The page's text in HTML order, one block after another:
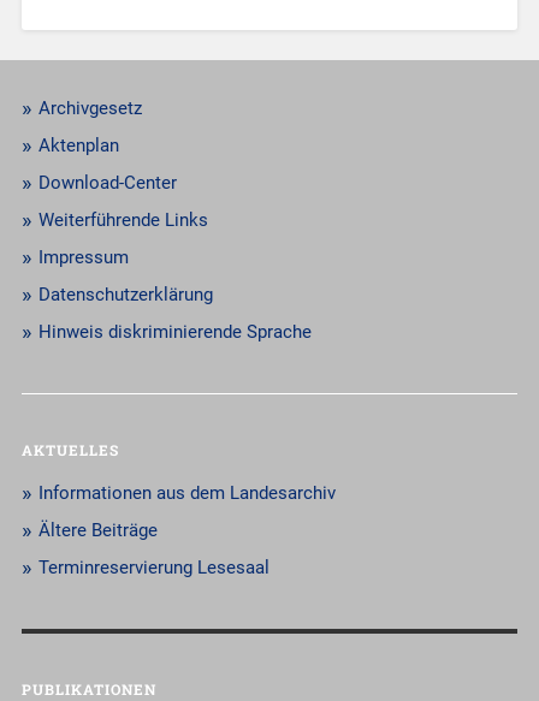
Archivgesetz
Aktenplan
Download-Center
Weiterführende Links
Impressum
Datenschutzerklärung
Hinweis diskriminierende Sprache
AKTUELLES
Informationen aus dem Landesarchiv
Ältere Beiträge
Terminreservierung Lesesaal
PUBLIKATIONEN